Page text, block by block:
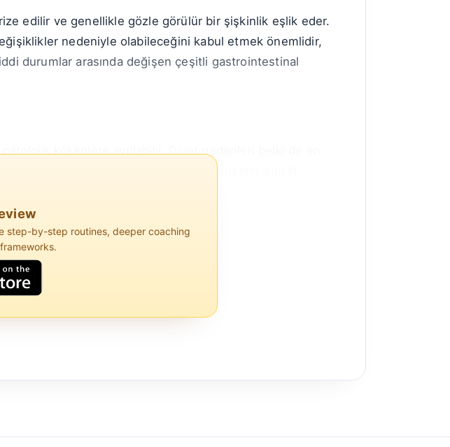
edilir ve genellikle gözle görülür bir şişkinlik eşlik eder.
nedeniyle olabileceğini kabul etmek önemlidir,
durumlar arasında değişen çeşitli gastrointestinal
kökenlere ayrılabilir. Diyet nedenleri belki de en
içerir. Fasulye, mercimek ve bazı sebzeler gibi lif
step-by-step routines, deeper coaching